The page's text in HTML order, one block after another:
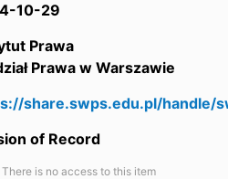
10-29
Prawa
Prawa w Warszawie
share.swps.edu.pl/handle/
of Record
There is no access to this item